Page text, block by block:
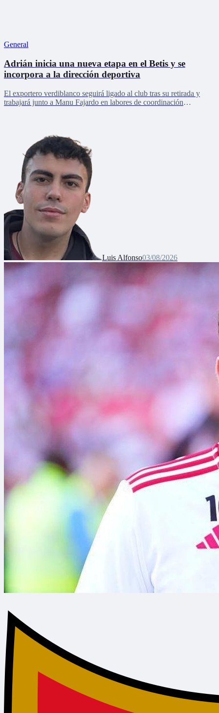
General
Adrián inicia una nueva etapa en el Betis y se
incorpora a la dirección deportiva
El exportero verdiblanco seguirá ligado al club tras su retirada y
trabajará junto a Manu Fajardo en labores de coordinación
Luis Alfonso03/08/2026